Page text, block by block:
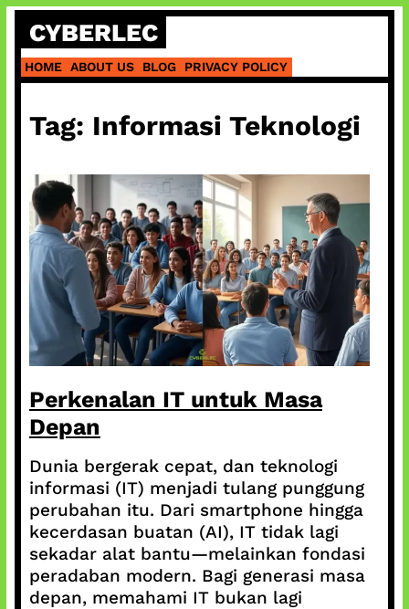
Skip
content
CYBERLEC
HOME ABOUT US BLOG PRIVACY POLICY
Tag: Informasi Teknologi
Perkenalan IT untuk Masa
Depan
Dunia bergerak cepat, dan teknologi
informasi (IT) menjadi tulang punggung
perubahan itu. Dari smartphone hingga
kecerdasan buatan (AI), IT tidak lagi
sekadar alat bantu—melainkan fondasi
peradaban modern. Bagi generasi masa
depan, memahami IT bukan lagi